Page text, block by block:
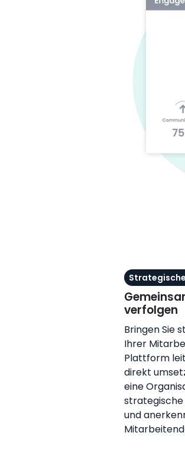
verfolgen
Bringen Sie
Ihrer
Plattform
direkt
eine
strategische
und